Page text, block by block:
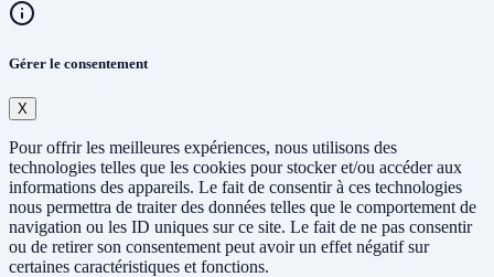
Gérer le consentement
X
Pour offrir les meilleures expériences, nous utilisons des
technologies telles que les cookies pour stocker et/ou accéder aux
informations des appareils. Le fait de consentir à ces technologies
nous permettra de traiter des données telles que le comportement de
navigation ou les ID uniques sur ce site. Le fait de ne pas consentir
ou de retirer son consentement peut avoir un effet négatif sur
certaines caractéristiques et fonctions.